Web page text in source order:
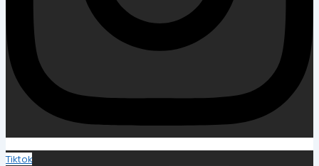
Tiktok